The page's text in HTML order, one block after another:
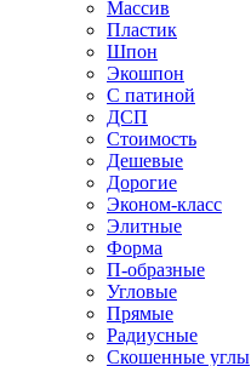
Массив
Пластик
Шпон
Экошпон
С патиной
ДСП
Стоимость
Дешевые
Дорогие
Эконом-класс
Элитные
Форма
П-образные
Угловые
Прямые
Радиусные
Скошенные углы